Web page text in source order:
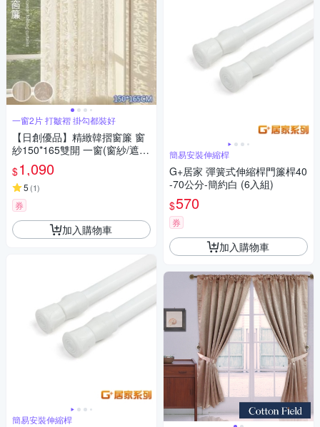
一窗2片 打皺褶 掛勾都裝好
【日創優品】精緻韓摺窗簾 窗
紗150*165雙開 一窗(窗紗/遮光
窗簾/長門簾/窗簾/拉簾/客廳隔
簾)
$1,090
5 (1)
券
加入購物車
簡易安裝伸縮桿
簡易安裝伸縮桿
G+居家 彈簧式伸縮桿門簾桿40
-70公分-簡約白 (6入組)
$570
券
加入購物車